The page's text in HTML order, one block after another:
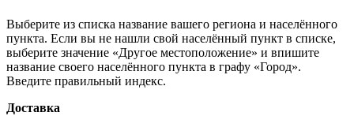
Выберите из списка название вашего региона и населённого
пункта. Если вы не нашли свой населённый пункт в списке,
выберите значение «Другое местоположение» и впишите
название своего населённого пункта в графу «Город».
Введите правильный индекс.
Доставка